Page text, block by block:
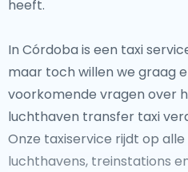
heeft.
In Córdoba is een taxi
maar toch willen we graag
voorkomende vragen over
luchthaven transfer taxi
Onze taxiservice rijdt op
luchthavens, treinstations